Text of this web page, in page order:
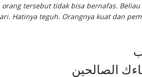
tersebut tidak bisa bernafas.
Hatinya teguh. Orangnya kuat dan
الصالحين